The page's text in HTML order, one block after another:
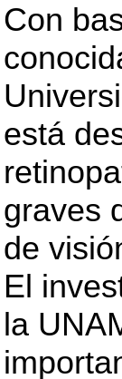
Con
está
graves
de
El
la